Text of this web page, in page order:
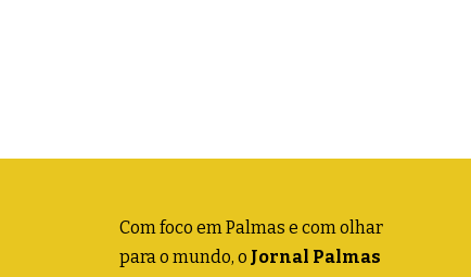
Com foco em Palmas e com olhar
para o mundo, o Jornal Palmas